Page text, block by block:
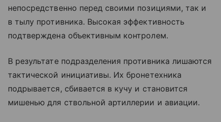
непосредственно перед своими позициями, так и
в тылу противника. Высокая эффективность
подтверждена объективным контролем.
В результате подразделения противника лишаются
тактической инициативы. Их бронетехника
подрывается, сбивается в кучу и становится
мишенью для ствольной артиллерии и авиации.